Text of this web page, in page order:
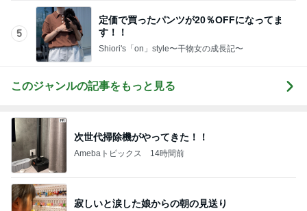
5
定価で買ったパンツが20％OFFになってま
す！！
Shiori's「on」style〜干物女の成長記〜
このジャンルの記事をもっと見る
次世代掃除機がやってきた！！
Amebaトピックス 14時間前
寂しいと涙した娘からの朝の見送り